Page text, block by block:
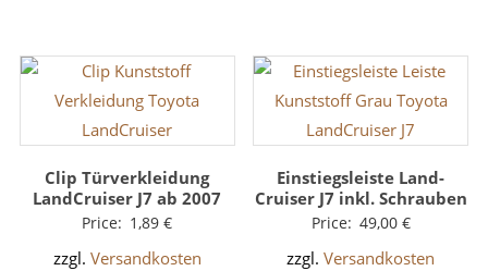
Clip Türverkleidung
LandCruiser J7 ab 2007
Price: 1,89€
zzgl. Versandkosten
Einstiegsleiste Land-
Cruiser J7 inkl. Schrauben
Price: 49,00 €
zzgl.Versandkosten